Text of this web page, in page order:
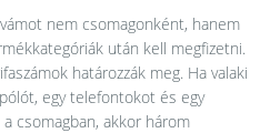
nem csomagonként, hanem
után kell megfizetni.
határozzák meg. Ha valaki
egy telefontokot és egy
csomagban, akkor három